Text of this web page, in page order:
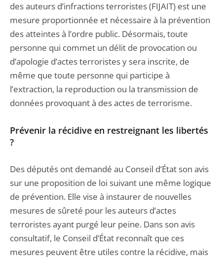
des auteurs d’infractions terroristes (FIJAIT) est une
mesure proportionnée et nécessaire à la prévention
des atteintes à l’ordre public. Désormais, toute
personne qui commet un délit de provocation ou
d’apologie d’actes terroristes y sera inscrite, de
même que toute personne qui participe à
l’extraction, la reproduction ou la transmission de
données provoquant à des actes de terrorisme.
Prévenir la récidive en restreignant les libertés
?
Des députés ont demandé au Conseil d’État son avis
sur une proposition de loi suivant une même logique
de prévention. Elle vise à instaurer de nouvelles
mesures de sûreté pour les auteurs d’actes
terroristes ayant purgé leur peine. Dans son avis
consultatif, le Conseil d’État reconnaît que ces
mesures peuvent être utiles contre la récidive, mais